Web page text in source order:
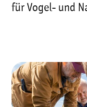
für Vogel- und